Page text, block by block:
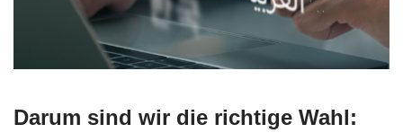
Darum sind wir die richtige Wahl: